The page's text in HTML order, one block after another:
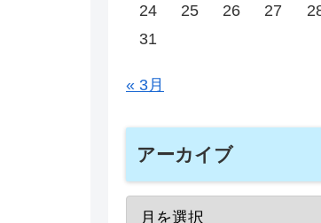
24
25 26 27
31
« 3月
アーカイブ